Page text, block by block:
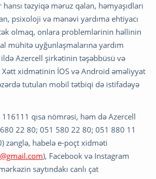
təzyiqə məruz qalan, həmyaşıdları
psixoloji və mənəvi yardıma ehtiyacı
olmaq, onlara problemlərinin həllinin
mühitə uyğunlaşmalarına yardım
Azercell şirkətinin təşəbbüsü və
xidmətinin İOS və Android əməliyyat
tutulan mobil tətbiqi də istifadəyə
qısa nömrəsi, həm də Azercell
22 80; 051 580 22 80; 051 880 11
zənglə, habelə e-poçt xidməti
), Facebook və Instagram
saytındakı canlı çat